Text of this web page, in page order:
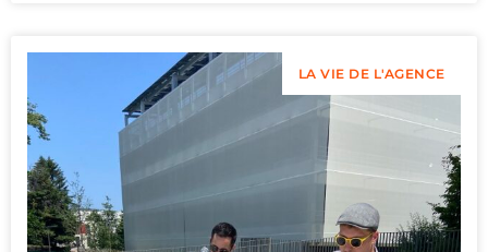
LA VIE DE L'AGENCE